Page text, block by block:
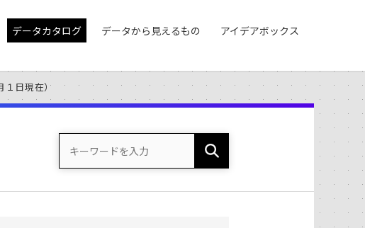
データカタログ データから見えるもの アイデアボックス
１日現在）